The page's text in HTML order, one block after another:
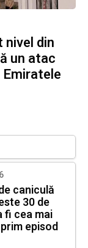
din
un atac
caniculă
30 de
fi cea mai
episod